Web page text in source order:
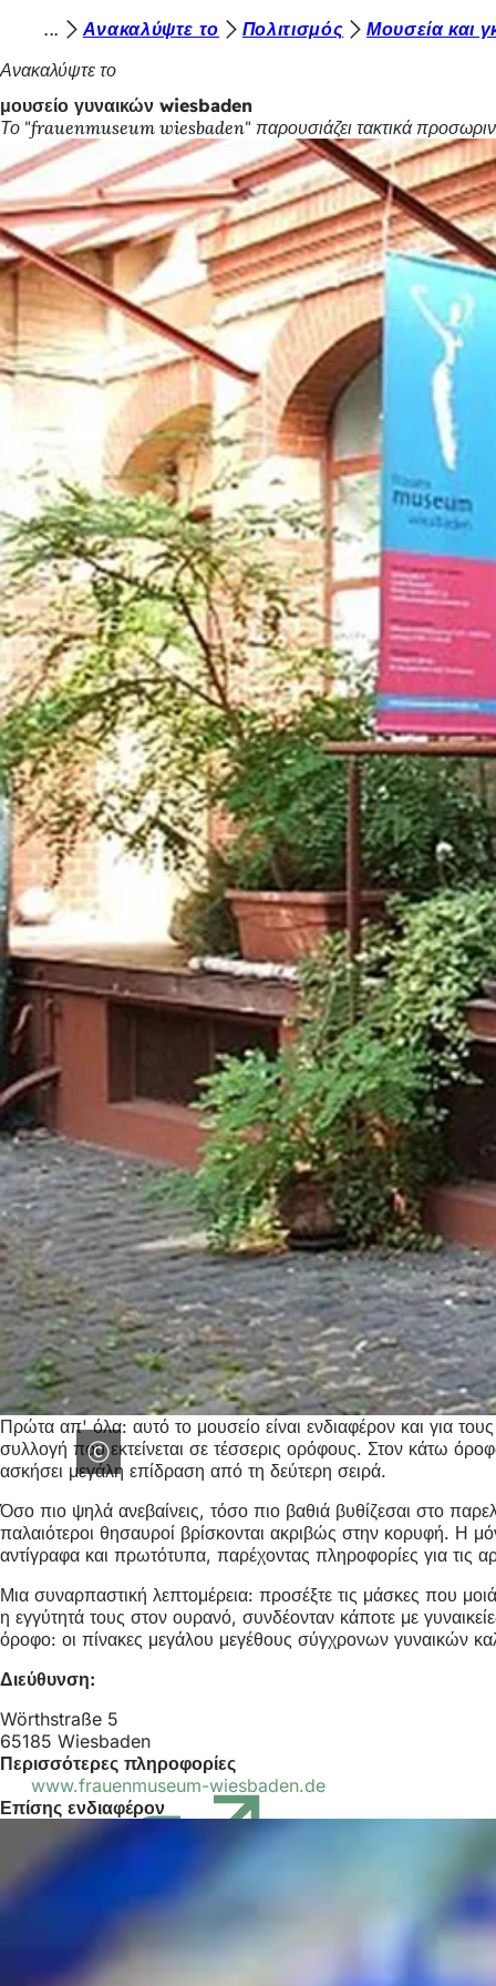
Μετάβαση στο περιεχόμενο
ρ
ί
σ
κ
ε
σ
τ
ε
ε
δ
Ανακαλύψτε το Πολιτισμός
Μουσεία και
Ανακαλύψτε το
μουσείο γυναικών wiesbaden
Το "frauenmuseum wiesbaden" παρουσιάζει τακτικά
Πρώτα απ' όλα: αυτό το μουσείο είναι ενδιαφέρον και για
συλλογή που εκτείνεται σε τέσσερις ορόφους. Στον κάτω
ασκήσει μεγάλη επίδραση από τη δεύτερη σειρά.
Όσο πιο ψηλά ανεβαίνεις, τόσο πιο βαθιά βυθίζεσαι στο
παλαιότεροι θησαυροί βρίσκονται ακριβώς στην κορυφή. Η
αντίγραφα και πρωτότυπα, παρέχοντας πληροφορίες για τις
Μια συναρπαστική λεπτομέρεια: προσέξτε τις μάσκες που
η εγγύτητά τους στον ουρανό, συνδέονταν κάποτε με
όροφο: οι πίνακες μεγάλου μεγέθους σύγχρονων γυναικών
Διεύθυνση:
Wörthstraße 5
65185 Wiesbaden
Περισσότερες πληροφορίες
www.frauenmuseum-wiesbaden.de
Επίσης ενδιαφέρον